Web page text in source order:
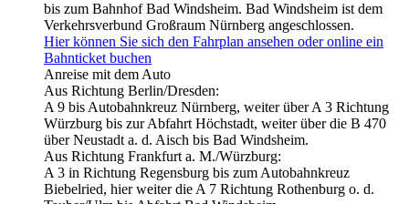
bis zum Bahnhof Bad Windsheim. Bad Windsheim ist dem
Verkehrsverbund Großraum Nürnberg angeschlossen.
Hier können Sie sich den Fahrplan ansehen oder online ein
Bahnticket buchen
Anreise mit dem Auto
Aus Richtung Berlin/Dresden:
A 9 bis Autobahnkreuz Nürnberg, weiter über A 3 Richtung
Würzburg bis zur Abfahrt Höchstadt, weiter über die B 470
über Neustadt a. d. Aisch bis Bad Windsheim.
Aus Richtung Frankfurt a. M./Würzburg:
A 3 in Richtung Regensburg bis zum Autobahnkreuz
Biebelried, hier weiter die A 7 Richtung Rothenburg o. d.